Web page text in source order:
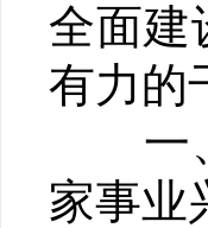
全面建
有力的
一、
家事业